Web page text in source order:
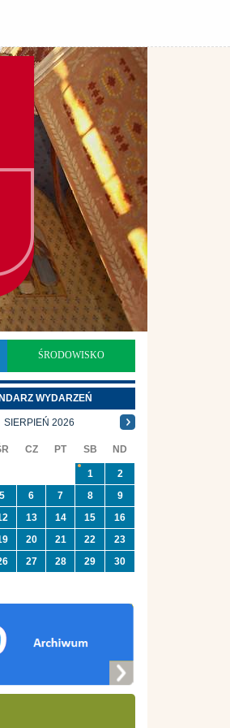
ŚRODOWISKO
WYDARZEŃ
SIERPIEŃ 2026
CZ PT SB ND
1
2
5 6 7 8
9
13 14 15
16
20 21 22
23
27 28 29
30